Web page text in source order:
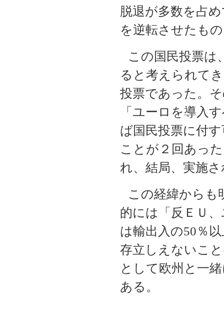
脱退が多数を占
を逆転させたも
この国民投票は
ると考えられて
投票であった。
「ユーロを導入
ば国民投票に付
ことが２回あっ
れ、結局、実施
この経緯からも
的には「反ＥＵ
は輸出入の50 ％
存立しえないこ
として欧州と一
ある。